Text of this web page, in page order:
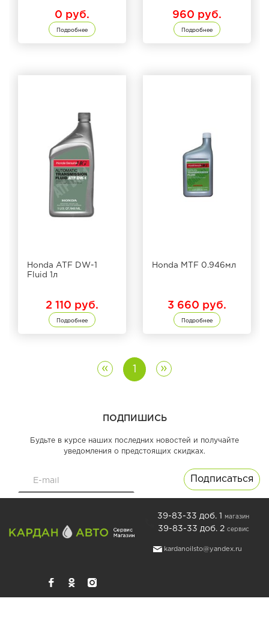
0 руб.
Подробнее
960 руб.
Подробнее
Honda ATF DW-1
Fluid 1л
2 110 руб.
Подробнее
Honda MTF 0.946мл
3 660 руб.
Подробнее
« »
ПОДПИШИСЬ
Будьте в курсе наших последних новостей и получайте
уведомления о предстоящих скидках.
39-83-33 доб. 1 магазин
39-83-33 доб. 2 сервис
kardanoilsto@yandex.ru